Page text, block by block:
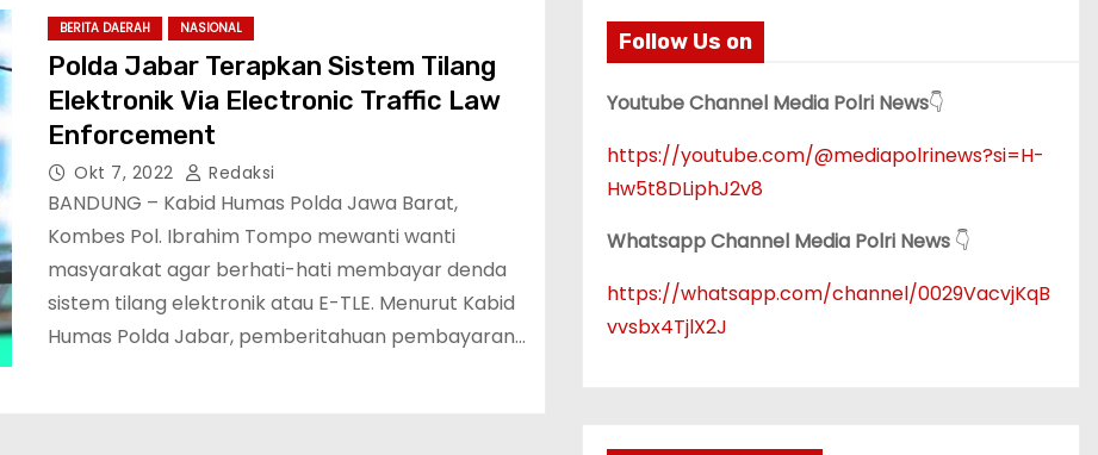
BERITA DAERAH NASIONAL
Polda Jabar Terapkan Sistem Tilang
Elektronik Via Electronic Traffic Law
Enforcement
Okt 7, 2022 Redaksi
BANDUNG – Kabid Humas Polda Jawa Barat,
Kombes Pol. Ibrahim Tompo mewanti wanti
masyarakat agar berhati-hati membayar denda
sistem tilang elektronik atau E-TLE. Menurut Kabid
Humas Polda Jabar, pemberitahuan pembayaran…
Follow Us on
Youtube Channel Media Polri News👇
https://youtube.com/@mediapolrinews?si=H-
Hw5t8DLiphJ2v8
Whatsapp Channel Media Polri News 👇
https://whatsapp.com/channel/0029VacvjKqB
vvsbx4TjlX2J